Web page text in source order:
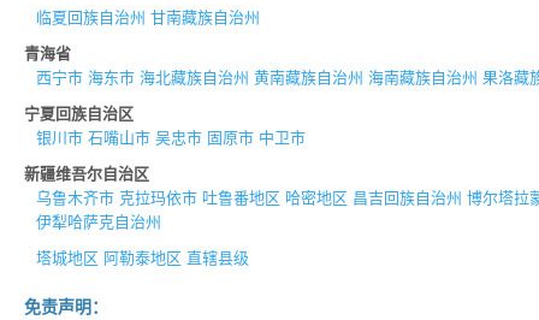
临夏回族自治州 甘南藏族自治州
青海省
西宁市 海东市 海北藏族自治州 黄南藏族自治州 海南藏族自治州 果洛藏
宁夏回族自治区
银川市 石嘴山市 吴忠市 固原市 中卫市
新疆维吾尔自治区
乌鲁木齐市 克拉玛依市 吐鲁番地区 哈密地区 昌吉回族自治州 博尔塔拉
伊犁哈萨克自治州
塔城地区 阿勒泰地区 直辖县级
免责声明：